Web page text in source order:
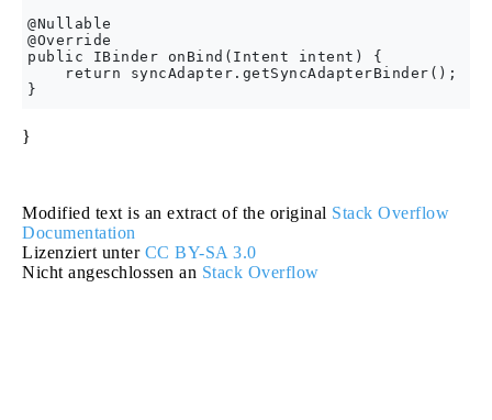
@Nullable
@Override
public IBinder onBind(Intent intent) {
    return syncAdapter.getSyncAdapterBinder();
}
Modified text is an extract of the original Stack Overflow
Documentation
Lizenziert unter CC BY-SA 3.0
Nicht angeschlossen an Stack Overflow